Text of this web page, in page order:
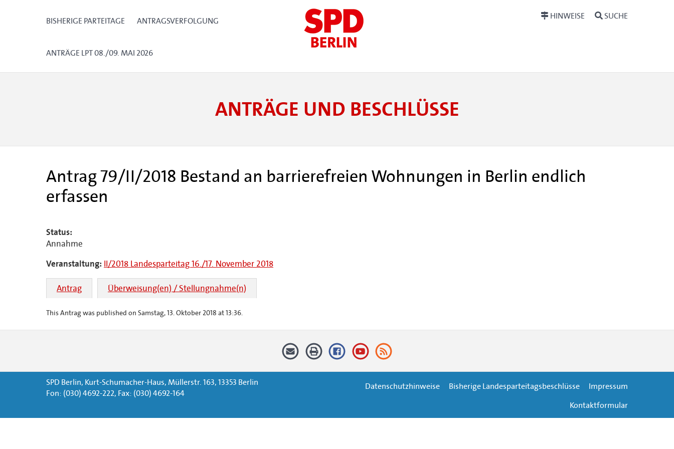
BISHERIGE PARTEITAGE ANTRAGSVERFOLGUNG
ANTRÄGE LPT 08./09. MAI 2026
HINWEISE SUCHE
ANTRÄGE UND BESCHLÜSSE
Antrag 79/II/2018 Bestand an barrierefreien Wohnungen in Berlin endlich
erfassen
Status:
Annahme
Veranstaltung: II/2018 Landesparteitag 16./17. November 2018
Antrag Überweisung(en) / Stellungnahme(n)
This Antrag was published on Samstag, 13. Oktober 2018 at 13:36.
SPD Berlin, Kurt-Schumacher-Haus, Müllerstr. 163, 13353 Berlin
Fon: (030) 4692-222, Fax: (030) 4692-164
Datenschutzhinweise Bisherige Landesparteitagsbeschlüsse
Impressum
Kontaktformular